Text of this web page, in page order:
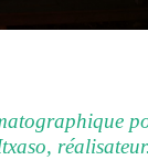
réalisateur.